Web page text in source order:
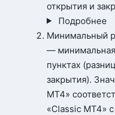
открытия и
Подробнее
Минимальный
—
пунктах
закрытия).
MT4»
«Classic MT4»